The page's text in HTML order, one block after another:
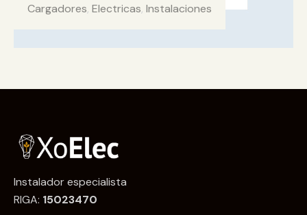
Cargadores, Electricas, Instalaciones
Instalador especialista
RIGA: 15023470